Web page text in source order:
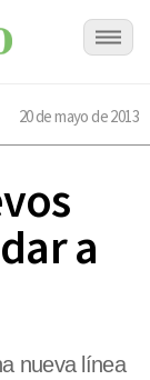
20 de mayo de 2013
a
nueva línea